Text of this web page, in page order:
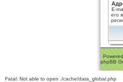
E-
его
phpBB
Fatal: Not able to open ./cache/data_global.php